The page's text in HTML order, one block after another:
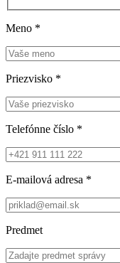
Meno *
Priezvisko *
Telefónne číslo *
E-mailová adresa *
Predmet